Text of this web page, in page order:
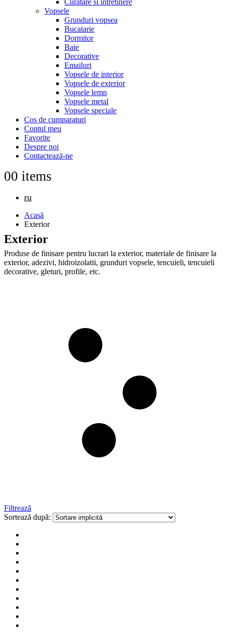
Curatare si intretinere
Vopsele
Grunduri vopsea
Bucatarie
Dormitor
Baie
Decorative
Emailuri
Vopsele de interior
Vopsele de exterior
Vopsele lemn
Vopsele metal
Vopsele speciale
Cos de cumparaturi
Contul meu
Favorite
Despre noi
Contactează-ne
00 items
ru
Acasă
Exterior
Exterior
Produse de finisare pentru lucrari la exterior, materiale de finisare la
exterior, adezivi, hidroizolatii, grunduri vopsele, tencuieli, tencuieli
decorative, gleturi, profile, etc.
Filtrează
Sortează după: